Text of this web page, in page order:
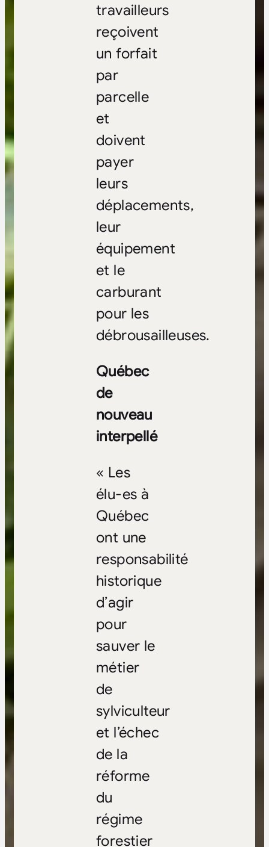
travailleurs
reçoivent
un forfait
par
parcelle
et
doivent
payer
leurs
déplacements,
leur
équipement
et le
carburant
pour les
débrousailleuses.
Québec
de
nouveau
interpellé
« Les
élu-es à
Québec
ont une
responsabilité
historique
d’agir
pour
sauver le
métier
de
sylviculteur
et l’échec
de la
réforme
du
régime
forestier